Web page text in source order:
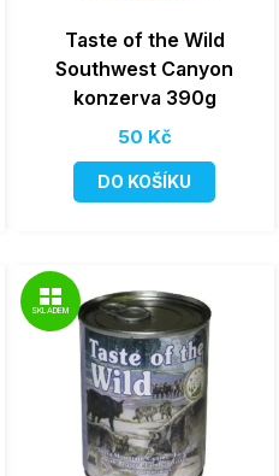
Taste of the Wild
Southwest Canyon
konzerva 390g
50 Kč
DO KOŠÍKU
SKLADEM